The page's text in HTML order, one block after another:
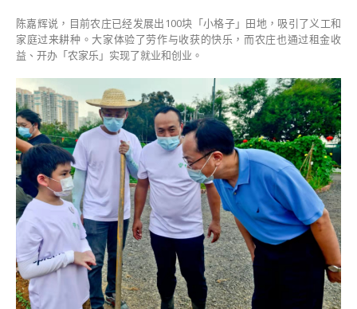
年
心
声〉
中
陈嘉辉说，目前农庄已经发展出100块「小格子」田地，吸引了义工和
家庭过来耕种。大家体验了劳作与收获的快乐，而农庄也通过租金收
益、开办「农家乐」实现了就业和创业。